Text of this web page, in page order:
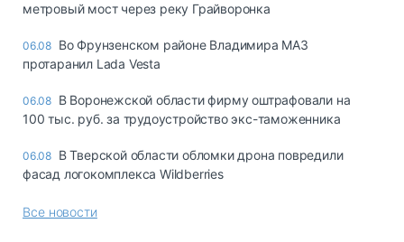
метровый мост через реку Грайворонка
06.08 Во Фрунзенском районе Владимира МАЗ
протаранил Lada Vesta
06.08 В Воронежской области фирму оштрафовали на
100 тыс. руб. за трудоустройство экс-таможенника
06.08 В Тверской области обломки дрона повредили
фасад логокомплекса Wildberries
Все новости